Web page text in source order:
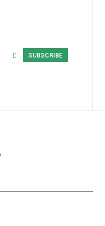
SUBSCRIBE